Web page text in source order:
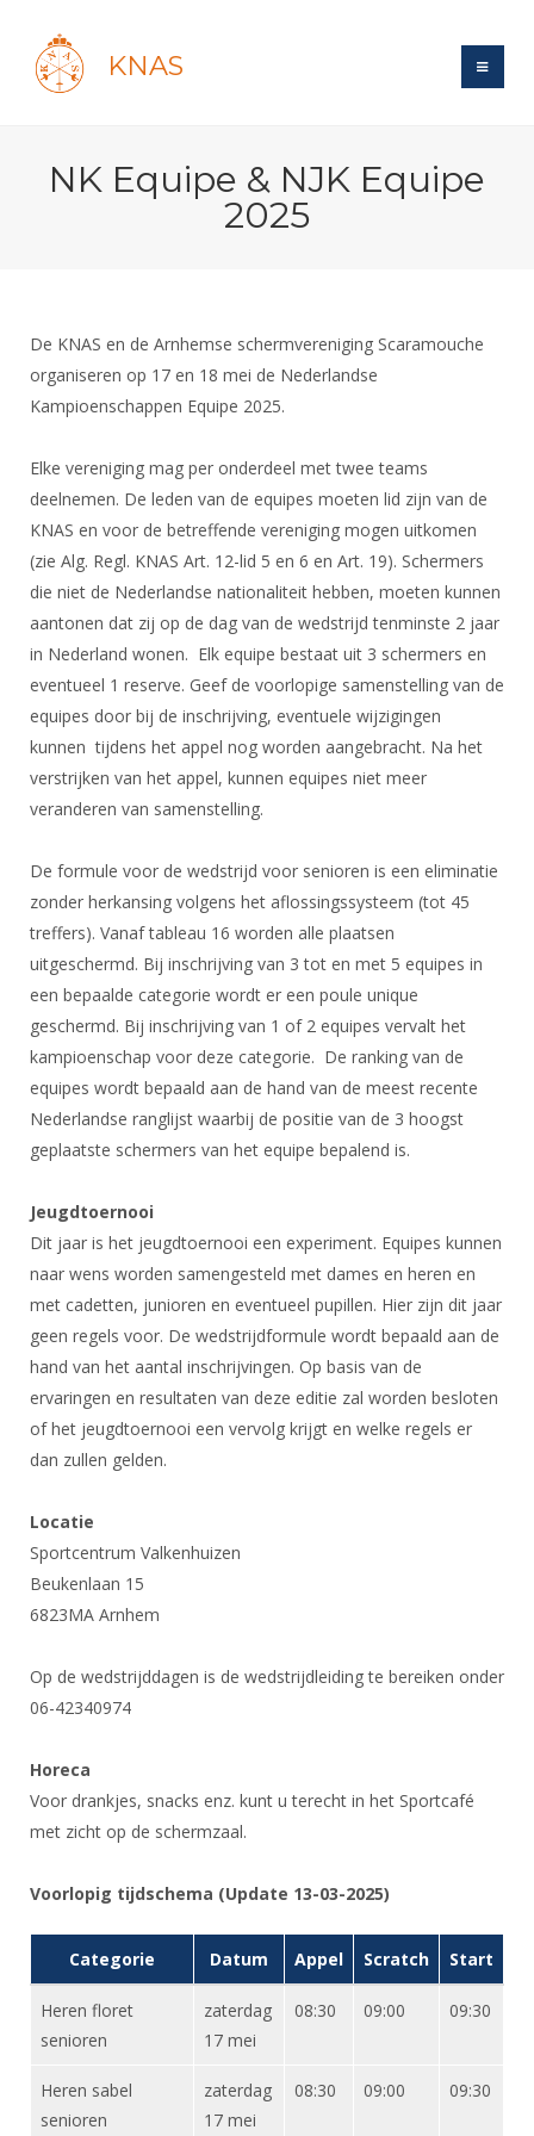
KNAS
Login
Forums
Maandelijks archief
Evenement
Gebruiksvoorwaarden
Handleiding
Bond
Reglementen
Sponsors en Partners
Organisatie
Bestuur
Ereleden
Leden van Verdiensten
Vacatures
Contact
Medewerkers
Samenwerking
Formulieren
Alle Verenigingen
Nieuws
Verenigingsondersteuning
Witte Vlekkenplan
Oprichting Vereniging
Overschrijven leden
Recreatiesport
Veteranen
Lichtzwaardschermen
Wedstrijdsport
Ranglijsten
Inschrijven
Reglementen
Materiaal
Schermpaspoort
Rolstoelschermen
KNAS Keurmerk
NK's
JPT
JEC
Veteranenwedstrijden
Wedstrijdorganisatie
Aanvragen van scheidsrechters
Scheidsrechterslijst
Import inschrijvingen uit Nahouw
Verwerk wedstrijduitslagen
Promotie en logo
Wat is topsport
Nieuws
Oranje
DBT
SBT
Talentontwikkeling
Atletencommissie
Internationale Titeltoernooien
Informatie
Voor de jeugd
Ouders en vereniging
Jeugdkampen
Brassardsysteem
Voor coaches en leraren
Nieuws
Nationale opleidingen
Internationale opleidingen
Opleidingen
Voor scheidsrechters
Nieuws
Scheidsrechterslijst
Scheidsrechter Documentatie
Opleidingen
Tuchtzaken
Infotheek
Bibliotheek
Touché
Forums
Forums
Schermforum
Nieuws
Contact
NK organiseren
NK Equipe & NJK Equipe
2025
De KNAS en de Arnhemse schermvereniging Scaramouche
organiseren op 17 en 18 mei de Nederlandse
Kampioenschappen Equipe 2025.
Elke vereniging mag per onderdeel met twee teams
deelnemen. De leden van de equipes moeten lid zijn van de
KNAS en voor de betreffende vereniging mogen uitkomen
(zie Alg. Regl. KNAS Art. 12-lid 5 en 6 en Art. 19). Schermers
die niet de Nederlandse nationaliteit hebben, moeten kunnen
aantonen dat zij op de dag van de wedstrijd tenminste 2 jaar
in Nederland wonen. Elk equipe bestaat uit 3 schermers en
eventueel 1 reserve. Geef de voorlopige samenstelling van de
equipes door bij de inschrijving, eventuele wijzigingen
kunnen tijdens het appel nog worden aangebracht. Na het
verstrijken van het appel, kunnen equipes niet meer
veranderen van samenstelling.
De formule voor de wedstrijd voor senioren is een eliminatie
zonder herkansing volgens het aflossingssysteem (tot 45
treffers). Vanaf tableau 16 worden alle plaatsen
uitgeschermd. Bij inschrijving van 3 tot en met 5 equipes in
een bepaalde categorie wordt er een poule unique
geschermd. Bij inschrijving van 1 of 2 equipes vervalt het
kampioenschap voor deze categorie. De ranking van de
equipes wordt bepaald aan de hand van de meest recente
Nederlandse ranglijst waarbij de positie van de 3 hoogst
geplaatste schermers van het equipe bepalend is.
Jeugdtoernooi
Dit jaar is het jeugdtoernooi een experiment. Equipes kunnen
naar wens worden samengesteld met dames en heren en
met cadetten, junioren en eventueel pupillen. Hier zijn dit jaar
geen regels voor. De wedstrijdformule wordt bepaald aan de
hand van het aantal inschrijvingen. Op basis van de
ervaringen en resultaten van deze editie zal worden besloten
of het jeugdtoernooi een vervolg krijgt en welke regels er
dan zullen gelden.
Locatie
Sportcentrum Valkenhuizen
Beukenlaan 15
6823MA Arnhem
Op de wedstrijddagen is de wedstrijdleiding te bereiken onder
06-42340974
Horeca
Voor drankjes, snacks enz. kunt u terecht in het Sportcafé
met zicht op de schermzaal.
Voorlopig tijdschema (Update 13-03-2025)
Categorie Datum Appel Scratch Start
Heren floret
senioren
zaterdag
17 mei
08:30 09:00 09:30
Heren sabel
senioren
zaterdag
17 mei
08:30 09:00 09:30